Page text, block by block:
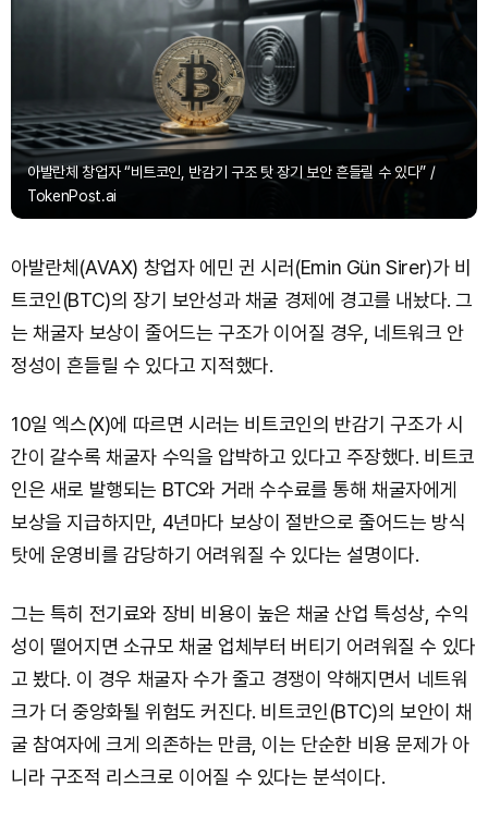
아발란체 창업자 “비트코인, 반감기 구조 탓 장기 보안 흔들릴 수 있다” /
TokenPost.ai
아발란체(AVAX) 창업자 에민 귄 시러(Emin Gün Sirer)가 비
트코인(BTC)의 장기 보안성과 채굴 경제에 경고를 내놨다. 그
는 채굴자 보상이 줄어드는 구조가 이어질 경우, 네트워크 안
정성이 흔들릴 수 있다고 지적했다.
10일 엑스(X)에 따르면 시러는 비트코인의 반감기 구조가 시
간이 갈수록 채굴자 수익을 압박하고 있다고 주장했다. 비트코
인은 새로 발행되는 BTC와 거래 수수료를 통해 채굴자에게
보상을 지급하지만, 4년마다 보상이 절반으로 줄어드는 방식
탓에 운영비를 감당하기 어려워질 수 있다는 설명이다.
그는 특히 전기료와 장비 비용이 높은 채굴 산업 특성상, 수익
성이 떨어지면 소규모 채굴 업체부터 버티기 어려워질 수 있다
고 봤다. 이 경우 채굴자 수가 줄고 경쟁이 약해지면서 네트워
크가 더 중앙화될 위험도 커진다. 비트코인(BTC)의 보안이 채
굴 참여자에 크게 의존하는 만큼, 이는 단순한 비용 문제가 아
니라 구조적 리스크로 이어질 수 있다는 분석이다.